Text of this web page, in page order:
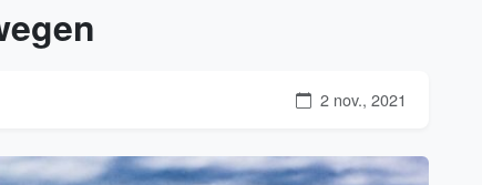
2 nov., 2021